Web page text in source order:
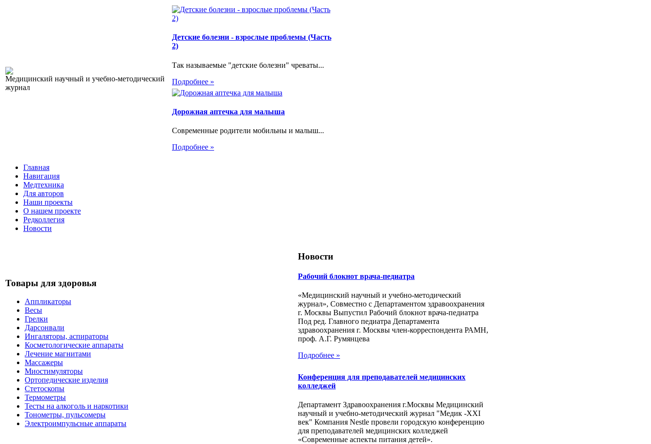
Медицинский научный и учебно-методический
журнал
Детские болезни - взрослые проблемы (Часть
2)
Так называемые "детские болезни" чреваты...
Подробнее »
Дорожная аптечка для малыша
Современные родители мобильны и малыш...
Подробнее »
Главная
Навигация
Медтехника
Для авторов
Наши проекты
О нашем проекте
Редколлегия
Новости
Товары для здоровья
Аппликаторы
Весы
Грелки
Дарсонвали
Ингаляторы, аспираторы
Косметологические аппараты
Лечение магнитами
Массажеры
Миостимуляторы
Ортопедические изделия
Стетоскопы
Термометры
Тесты на алкоголь и наркотики
Тонометры, пульсомеры
Электроимпульсные аппараты
Новости
Рабочий блокнот врача-педиатра
«Медицинский научный и учебно-методический
журнал», Совместно с Департаментом здравоохранения
г. Москвы Выпустил Рабочий блокнот врача-педиатра
Под ред. Главного педиатра Департамента
здравоохранения г. Москвы член-корреспондента РАМН,
проф. А.Г. Румянцева
Подробнее »
Конференция для преподавателей медицинских
колледжей
Департамент Здравоохранения г.Москвы Медицинский
научный и учебно-методический журнал "Медик -ХХI
век" Компания Nestle провели городскую конференцию
для преподавателей медицинских колледжей
«Современные аспекты питания детей».